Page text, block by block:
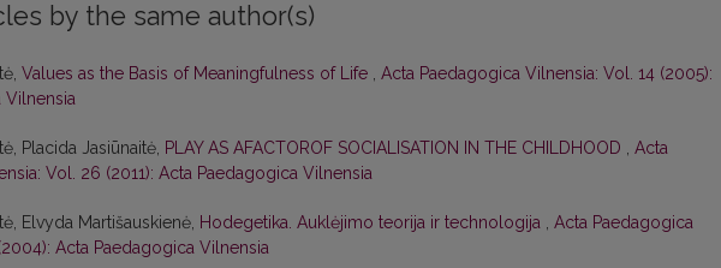
by the same author(s)
Values as the Basis of Meaningfulness of Life , Acta Paedagogica Vilnensia: Vol. 14 (2005):
Vilnensia
Placida Jasiūnaitė, PLAY AS AFACTOROF SOCIALISATION IN THE CHILDHOOD , Acta
Vol. 26 (2011): Acta Paedagogica Vilnensia
Elvyda Martišauskienė, Hodegetika. Auklėjimo teorija ir technologija , Acta Paedagogica
Acta Paedagogica Vilnensia